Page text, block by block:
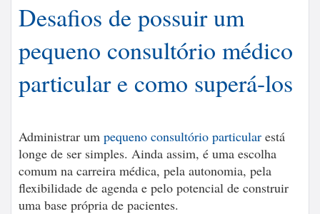
Desafios de possuir um
pequeno consultório médico
particular e como superá-los
Administrar um pequeno consultório particular está
longe de ser simples. Ainda assim, é uma escolha
comum na carreira médica, pela autonomia, pela
flexibilidade de agenda e pelo potencial de construir
uma base própria de pacientes.